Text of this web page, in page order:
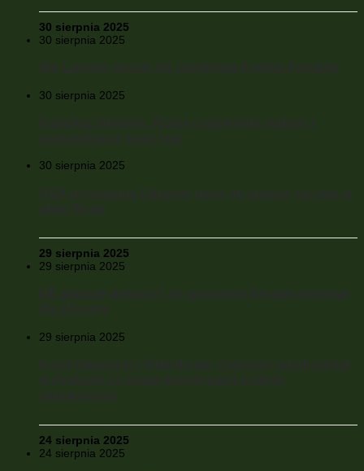
30 sierpnia 2025
30 sierpnia 2025
30 sierpnia 2025
30 sierpnia 2025
29 sierpnia 2025
29 sierpnia 2025
29 sierpnia 2025
24 sierpnia 2025
24 sierpnia 2025